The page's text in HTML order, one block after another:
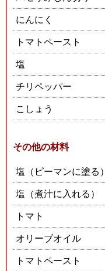
にんにく
トマトペースト
塩
チリペッパー
こしょう
その他の材料
塩（ピーマンに塗る）
塩（煮汁に入れる）
トマト
オリーブオイル
トマトペースト